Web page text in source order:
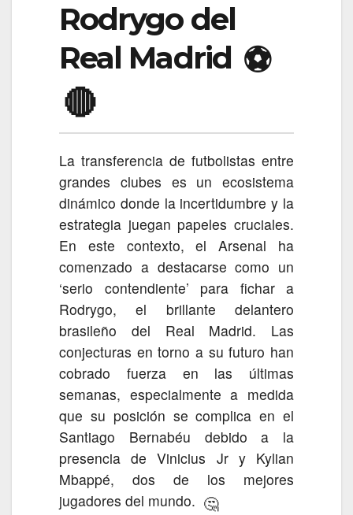
Rodrygo del
Real Madrid ⚽
🔴
La transferencia de futbolistas entre
grandes clubes es un ecosistema
dinámico donde la incertidumbre y la
estrategia juegan papeles cruciales.
En este contexto, el Arsenal ha
comenzado a destacarse como un
‘serio contendiente’ para fichar a
Rodrygo, el brillante delantero
brasileño del Real Madrid. Las
conjecturas en torno a su futuro han
cobrado fuerza en las últimas
semanas, especialmente a medida
que su posición se complica en el
Santiago Bernabéu debido a la
presencia de Vinicius Jr y Kylian
Mbappé, dos de los mejores
jugadores del mundo. 🤔